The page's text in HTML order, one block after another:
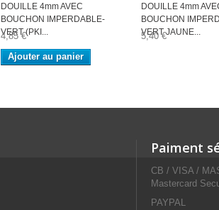
DOUILLE 4mm AVEC
BOUCHON IMPERDABLE-
VERT (PKI...
4,85 €
Ajouter au panier
DOUILLE 4mm
BOUCHON
VERT JAUNE...
5,40 €
Paiment
CB / VISA /
Mastercard
PAYPAL